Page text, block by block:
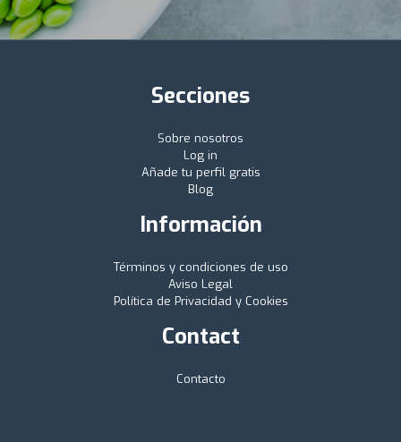
Secciones
Sobre nosotros
Log in
Añade tu perfil gratis
Blog
Información
Términos y condiciones de uso
Aviso Legal
Política de Privacidad y Cookies
Contact
Contacto